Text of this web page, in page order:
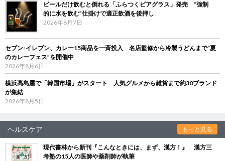
ビールだけ飲むと倒れる「ふらつくビアグラス」発売 “強制
的に水を飲む”仕掛けで適正飲酒を後押し
2026年8月7日
セブン‐イレブン、カレー15商品を一斉投入 名店監修から冷製うどんまで“夏
のカレーフェス”を開催中
2026年8月6日
横浜高島屋で「韓国市場」がスタート 人気グルメから雑貨まで約30ブランド
が集結
2026年8月5日
ヘルスケア もっと見る
現代書林から新刊『こんなときには、まず、漢方！』 漢方三
考塾の15人の医師や薬剤師が執筆